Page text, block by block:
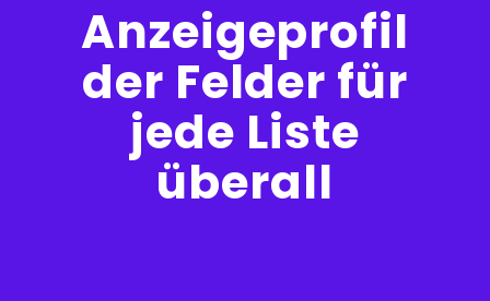
Anzeigeprofil
der Felder für
jede Liste
überall